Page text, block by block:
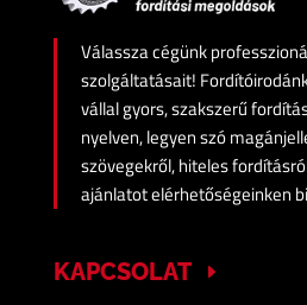
Válassza cégünk
szolgáltatásait!
vállal gyors, szakszerű
nyelven, legyen szó
szövegekről, hiteles
ajánlatot elérhetőségeinken
KAPCSOLAT